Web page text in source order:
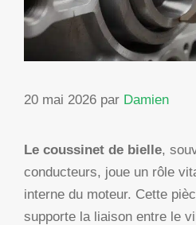
20 mai 2026 par Damien
Le coussinet de bielle,
conducteurs, joue un rôle
interne du moteur. Cette
supporte la liaison entre le